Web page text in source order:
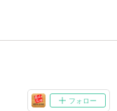
フォロー